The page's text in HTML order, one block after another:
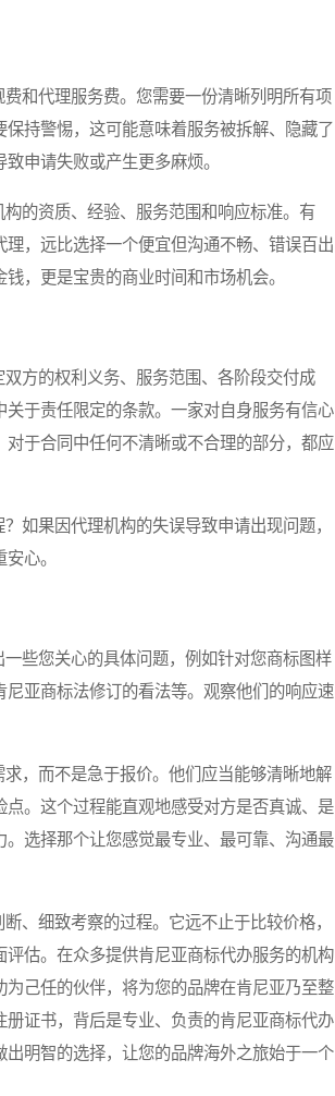
和代理服务费。您需要一份清晰列明所有项
持警惕，这可能意味着服务被拆解、隐藏了
申请失败或产生更多麻烦。
的资质、经验、服务范围和响应标准。有
，远比选择一个便宜但沟通不畅、错误百出
，更是宝贵的商业时间和市场机会。
方的权利义务、服务范围、各阶段交付成
于责任限定的条款。一家对自身服务有信心
于合同中任何不清晰或不合理的部分，都应
果因代理机构的失误导致申请出现问题，
心。
些您关心的具体问题，例如针对您商标图样
亚商标法修订的看法等。观察他们的响应速
，而不是急于报价。他们应当能够清晰地解
。这个过程能直观地感受对方是否真诚、是
选择那个让您感觉最专业、最可靠、沟通最
细致考察的过程。它远不止于比较价格，
估。在众多提供肯尼亚商标代办服务的机构
己任的伙伴，将为您的品牌在肯尼亚乃至整
证书，背后是专业、负责的肯尼亚商标代办
明智的选择，让您的品牌海外之旅始于一个